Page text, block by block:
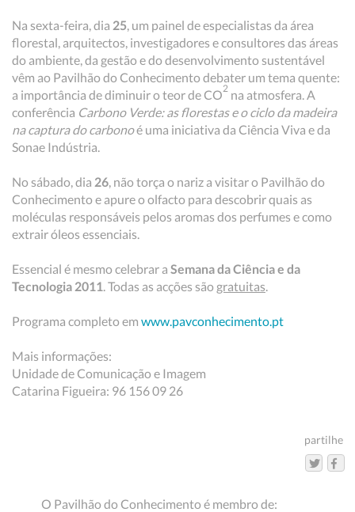
Na sexta-feira, dia 25, um painel de especialistas da área
florestal, arquitectos, investigadores e consultores das áreas
do ambiente, da gestão e do desenvolvimento sustentável
vêm ao Pavilhão do Conhecimento debater um tema quente:
a importância de diminuir o teor de CO2 na atmosfera. A
conferência Carbono Verde: as florestas e o ciclo da madeira
na captura do carbonoé uma iniciativa da Ciência Viva e da
Sonae Indústria.
No sábado, dia 26, não torça o nariz a visitar o Pavilhão do
Conhecimento e apure o olfacto para descobrir quais as
moléculas responsáveis pelos aromas dos perfumes e como
extrair óleos essenciais.
Essencial é mesmo celebrar a Semana da Ciência e da
Tecnologia 2011. Todas as acções são gratuitas.
Programa completo em www.pavconhecimento.pt
Mais informações:
Unidade de Comunicação e Imagem
Catarina Figueira: 96 156 09 26
partilhe
O Pavilhão do Conhecimento é membro de: